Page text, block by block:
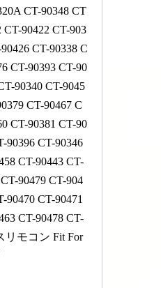
CT-90348 CT
CT-90422 CT-903
CT-90338 C
CT-90393 CT-90
90340 CT-9045
CT-90467 C
CT-90381 CT-90
90396 CT-90346
CT-90443 CT-
90479 CT-904
90470 CT-90471
CT-90478 CT-
リモコン Fit For